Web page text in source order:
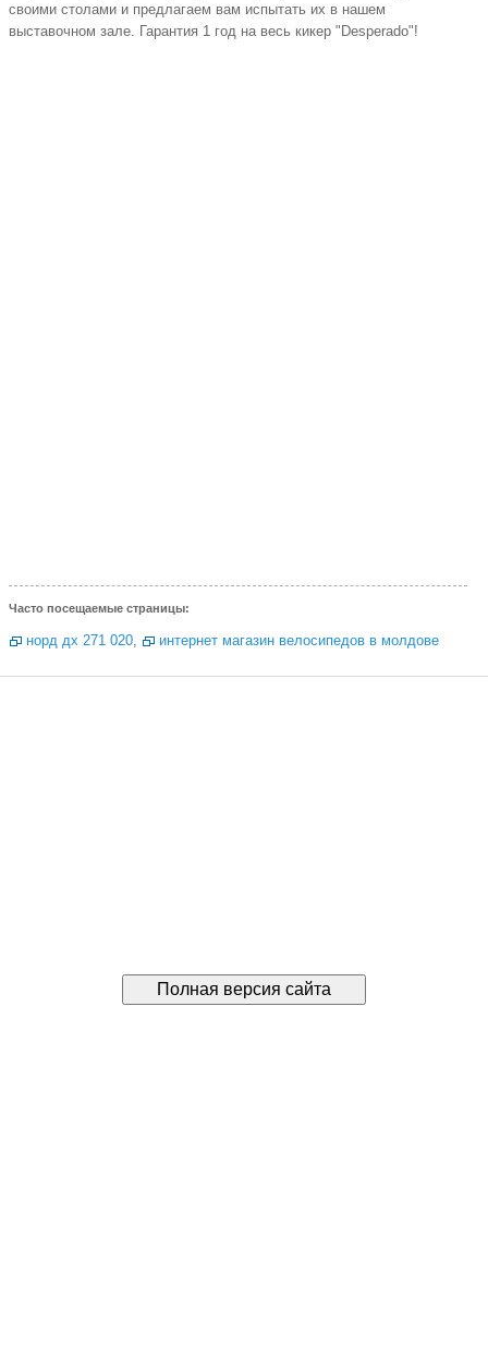
своими столами и предлагаем вам испытать их в нашем
выставочном зале. Гарантия 1 год на весь кикер "Desperado"!
Часто посещаемые страницы:
норд дх 271 020, интернет магазин велосипедов в молдове